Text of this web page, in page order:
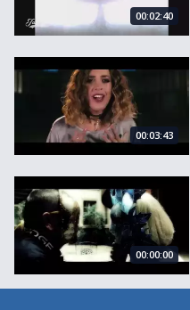
00:02:40
Shana Pearson, Surrender
00:03:43
Un duo intouchable
00:00:00